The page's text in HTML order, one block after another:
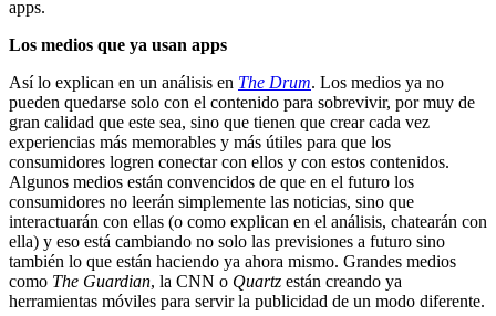
apps.
Los medios que ya usan apps
Así lo explican en un análisis en The Drum. Los medios ya no
pueden quedarse solo con el contenido para sobrevivir, por muy de
gran calidad que este sea, sino que tienen que crear cada vez
experiencias más memorables y más útiles para que los
consumidores logren conectar con ellos y con estos contenidos.
Algunos medios están convencidos de que en el futuro los
consumidores no leerán simplemente las noticias, sino que
interactuarán con ellas (o como explican en el análisis, chatearán con
ella) y eso está cambiando no solo las previsiones a futuro sino
también lo que están haciendo ya ahora mismo. Grandes medios
como The Guardian, la CNN o Quartz están creando ya
herramientas móviles para servir la publicidad de un modo diferente.